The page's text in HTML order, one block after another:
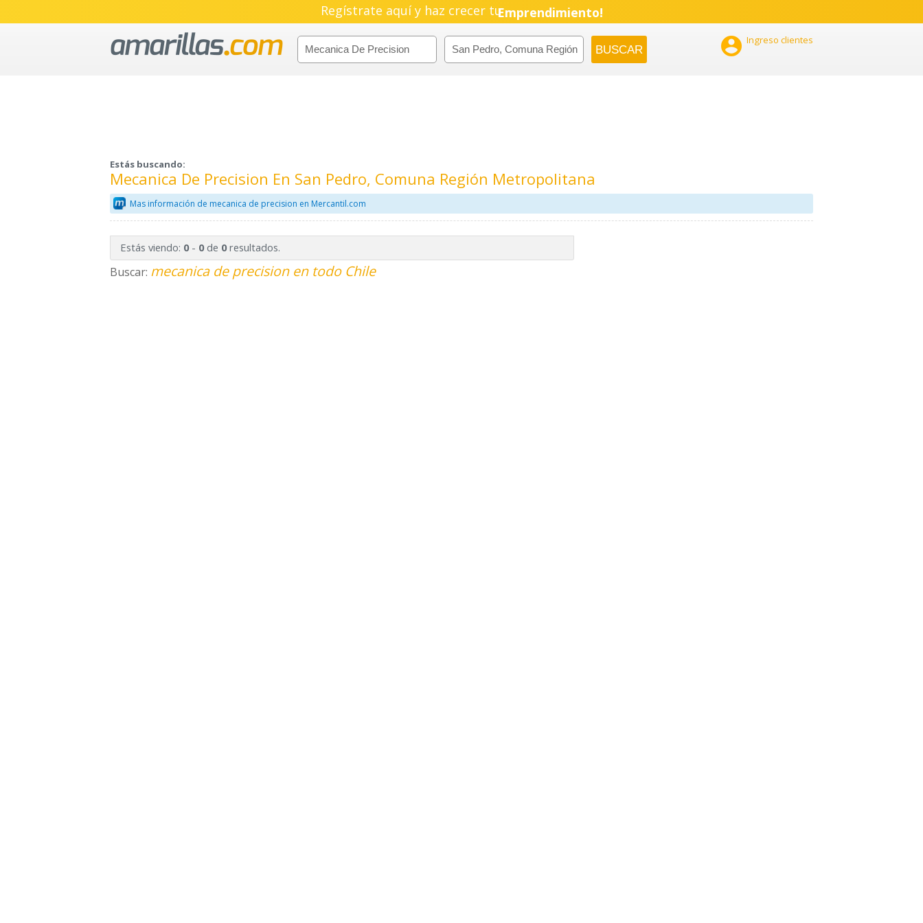
Regístrate aquí y haz crecer tuEmprendimiento!
 Ingreso clientes
Estás buscando:
Mecanica De Precision En San Pedro, Comuna Región Metropolitana
Mas información de mecanica de precision en Mercantil.com
Estás viendo: 0- 0de 0resultados.
Buscar: mecanica de precision en todo Chile